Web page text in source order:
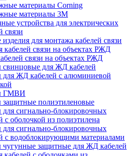
материалы Corning
материалы 3M
устройства для электрических
связи
изделия для монтажа кабелей связи
связи на объектах РЖД
для ЖД кабелей
ЖД кабелей с алюминиевой
ГМВИ
полиэтиленовые
сигнально-блокировочных
с оболочкой из полиэтилена
сигнально-блокировочных
с водоблокирующими материалами
защитные для ЖД кабелей